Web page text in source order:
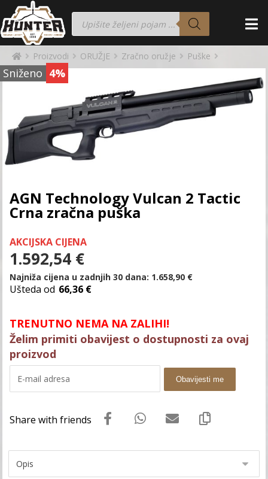
Proizvodi ORUŽJE Zračno oružje Puške
Sniženo 4%
AGN Technology Vulcan 2 Tactic
Crna zračna puška
AKCIJSKA CIJENA
1.592,54 €
Najniža cijena u zadnjih 30 dana: 1.658,90 €
Ušteda od 66,36 €
TRENUTNO NEMA NA ZALIHI!
Želim primiti obavijest o dostupnosti za ovaj
proizvod
Obavijesti me